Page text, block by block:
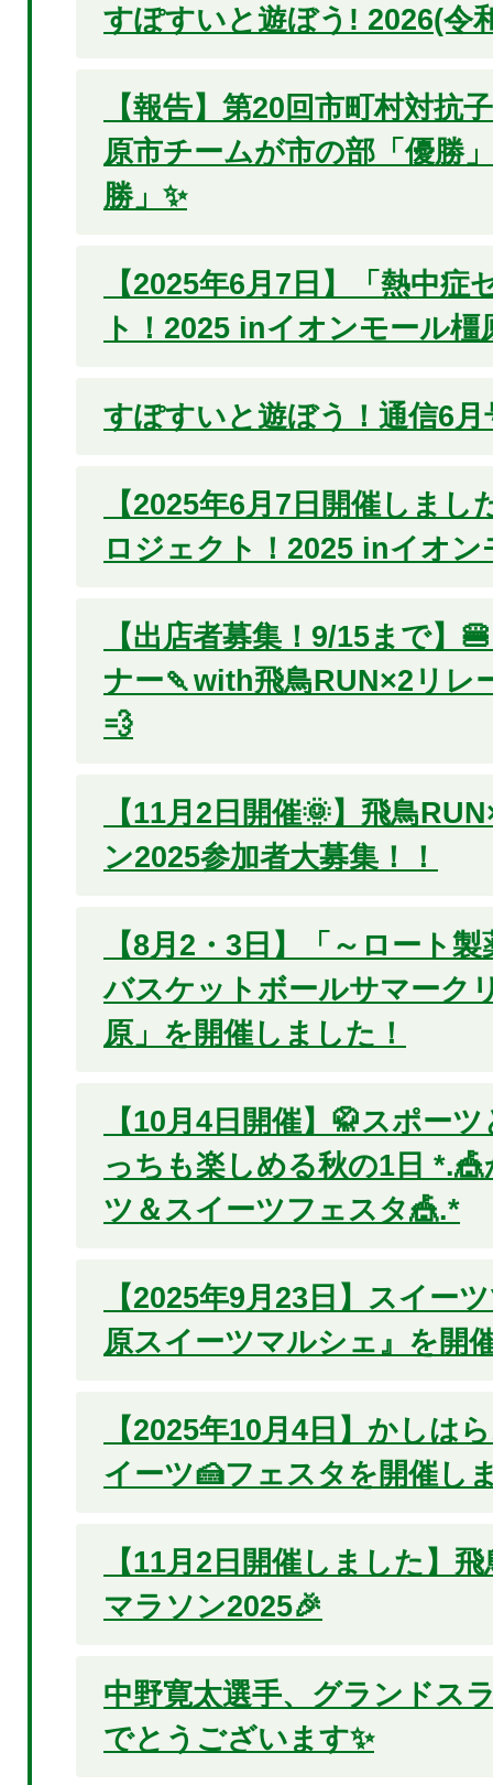
すぽすいと遊ぼう! 2026(令
【報告】第20回市町村対抗
原市チームが市の部「優勝
勝」✨
【2025年6月7日】「熱中症
ト！2025 inイオンモール
すぽすいと遊ぼう！通信6月
【2025年6月7日開催しまし
ロジェクト！2025 inイオン
【出店者募集！9/15まで】
ナー🍡with飛鳥RUN×2リレ
💨
【11月2日開催🌞】飛鳥
ン2025参加者大募集！！
【8月2・3日】「～ロート
バスケットボールサマーク
原」を開催しました！
【10月4日開催】🥋スポー
っちも楽しめる秋の1日
ツ＆スイーツフェスタ🎪.*
【2025年9月23日】スイー
原スイーツマルシェ』を開
【2025年10月4日】かしは
イーツ🍰フェスタを開催し
【11月2日開催しました】
マラソン2025🎉
中野寛太選手、グランドス
でとうございます✨